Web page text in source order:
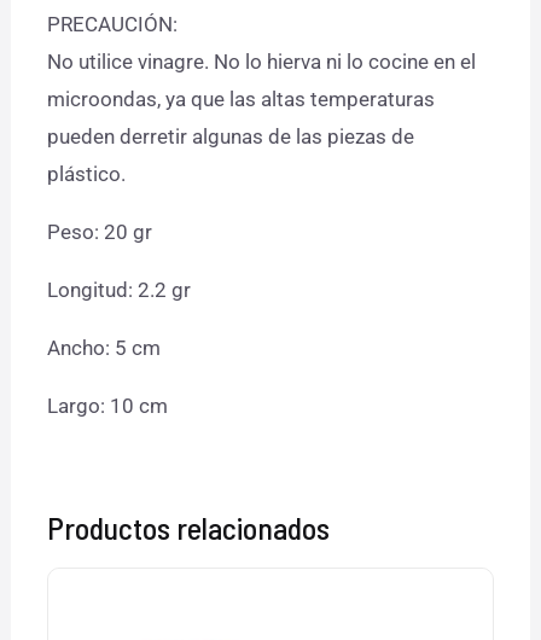
PRECAUCIÓN:
No utilice vinagre. No lo hierva ni lo cocine en el
microondas, ya que las altas temperaturas
pueden derretir algunas de las piezas de
plástico.
Peso: 20 gr
Longitud: 2.2 gr
Ancho: 5 cm
Largo: 10 cm
Productos relacionados